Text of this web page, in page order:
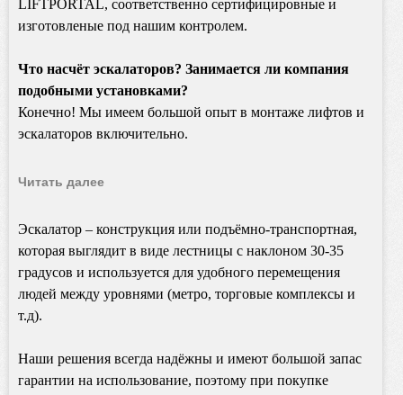
LIFTPORTAL, соответственно сертифицировные и
изготовленые под нашим контролем.
Что насчёт эскалаторов? Занимается ли компания
подобными установками?
Конечно! Мы имеем большой опыт в монтаже лифтов и
эскалаторов включительно.
Читать далее
Эскалатор – конструкция или подъёмно-транспортная,
которая выглядит в виде лестницы с наклоном 30-35
градусов и используется для удобного перемещения
людей между уровнями (метро, торговые комплексы и
т.д).
Наши решения всегда надёжны и имеют большой запас
гарантии на использование, поэтому при покупке